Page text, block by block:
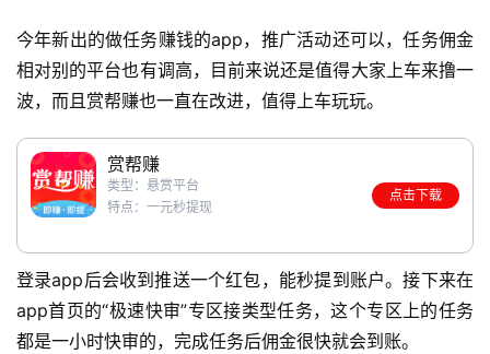
今年新出的做任务赚钱的app，推广活动还可以，任务佣金
相对别的平台也有调高，目前来说还是值得大家上车来撸一
波，而且赏帮赚也一直在改进，值得上车玩玩。
赏帮赚
类型：悬赏平台
特点：一元秒提现
点击下载
登录app后会收到推送一个红包，能秒提到账户。接下来在
app首页的“极速快审”专区接类型任务，这个专区上的任务
都是一小时快审的，完成任务后佣金很快就会到账。